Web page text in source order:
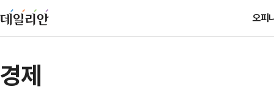
오피
경제